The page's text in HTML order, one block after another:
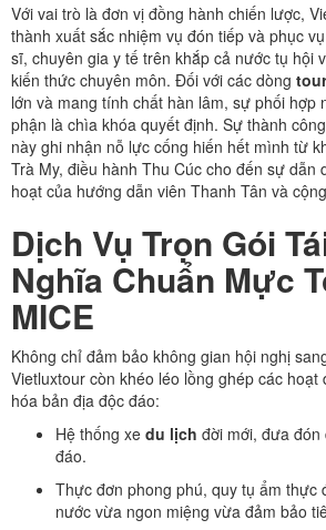
Với vai trò là đơn vị đồng hành chiến lược,
thành xuất sắc nhiệm vụ đón tiếp và phục
sĩ, chuyên gia y tế trên khắp cả nước tụ hội
kiến thức chuyên môn. Đối với các dòng
lớn và mang tính chất hàn lâm, sự phối hợp
phận là chìa khóa quyết định. Sự thành
này ghi nhận nỗ lực cống hiến hết mình từ
Trà My, điều hành Thu Cúc cho đến sự dẫn
hoạt của hướng dẫn viên Thanh Tân và
Dịch Vụ Trọn Gói
Nghĩa Chuẩn Mực
MICE
Không chỉ đảm bảo không gian hội nghị
Vietluxtour còn khéo léo lồng ghép các hoạt
hóa bản địa độc đáo:
Hệ thống xe du lịch đời mới, đưa đón
đáo.
Thực đơn phong phú, quy tụ ẩm thực
nước vừa ngon miệng vừa đảm bảo